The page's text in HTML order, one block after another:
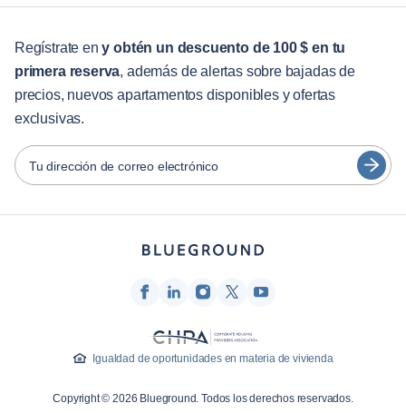
Servicios para huéspedes
Guías de ciudades
Socios
Operadores de alquiler amueblado
Propietarios
Socios de franquicia
Quiénes somos
Prensa
English
Português
Español
Français
Türkçe
Regístrate eny obtén un descuento de 100 $ en tu
primera reserva, además de alertas sobre bajadas de
precios, nuevos apartamentos disponibles y ofertas
exclusivas.
Tu dirección de correo electrónico
Igualdad de oportunidades en materia de vivienda
Copyright © 2026 Blueground. Todos los derechos reservados.